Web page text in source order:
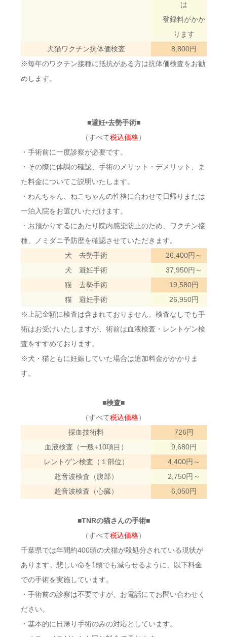
は
登録料がかか
ります
犬猫ワクチン抗体価検査
8,800円
※毎年のワクチン接種に抵抗がある方は抗体価検査をお勧
めします。
■避妊•去勢手術■
（すべて税込価格）
・手術前に一度診察が必要です。
・その際に体調の確認、手術のメリット・デメリット、ま
た料金についてご説明いたします。
・わんちゃん、ねこちゃんの性格に合わせて日帰りまたは
一泊入院をお選びいただけます。
・お預かりするにあたり院内感染防止のため、ワクチン接
種、ノミダニ予防歴を確認させていただきます。
犬 去勢手術
26,400円～
犬 避妊手術
37,950円～
猫 去勢手術
19,580円
猫 避妊手術
26,950円
※上記金額に検査は含まれておりません。検査なしでも手
術はお受けいたしますが、術前は血液検査・レントゲン検
査をすすめております。
※犬・猫ともに妊娠していた場合は追加料金がかかりま
す。
■検査■
（すべて税込価格）
採血技術料
726円
血液検査（一般+10項目）
9,680円
レントゲン検査（１部位）
4,400円～
超音波検査（腹部）
2,750円～
超音波検査（心臓）
6,050円
■TNRの猫さんの手術■
（すべて税込価格）
千葉県では年間約400頭の犬猫が殺処分されている現状が
あります。悲しい命を1頭でも減らせるように、以下料金
での手術を実施しています。
・手術前の診察は不要ですが、お電話にてお問い合わせく
ださい。
・基本的に日帰り手術のみの対応としています。